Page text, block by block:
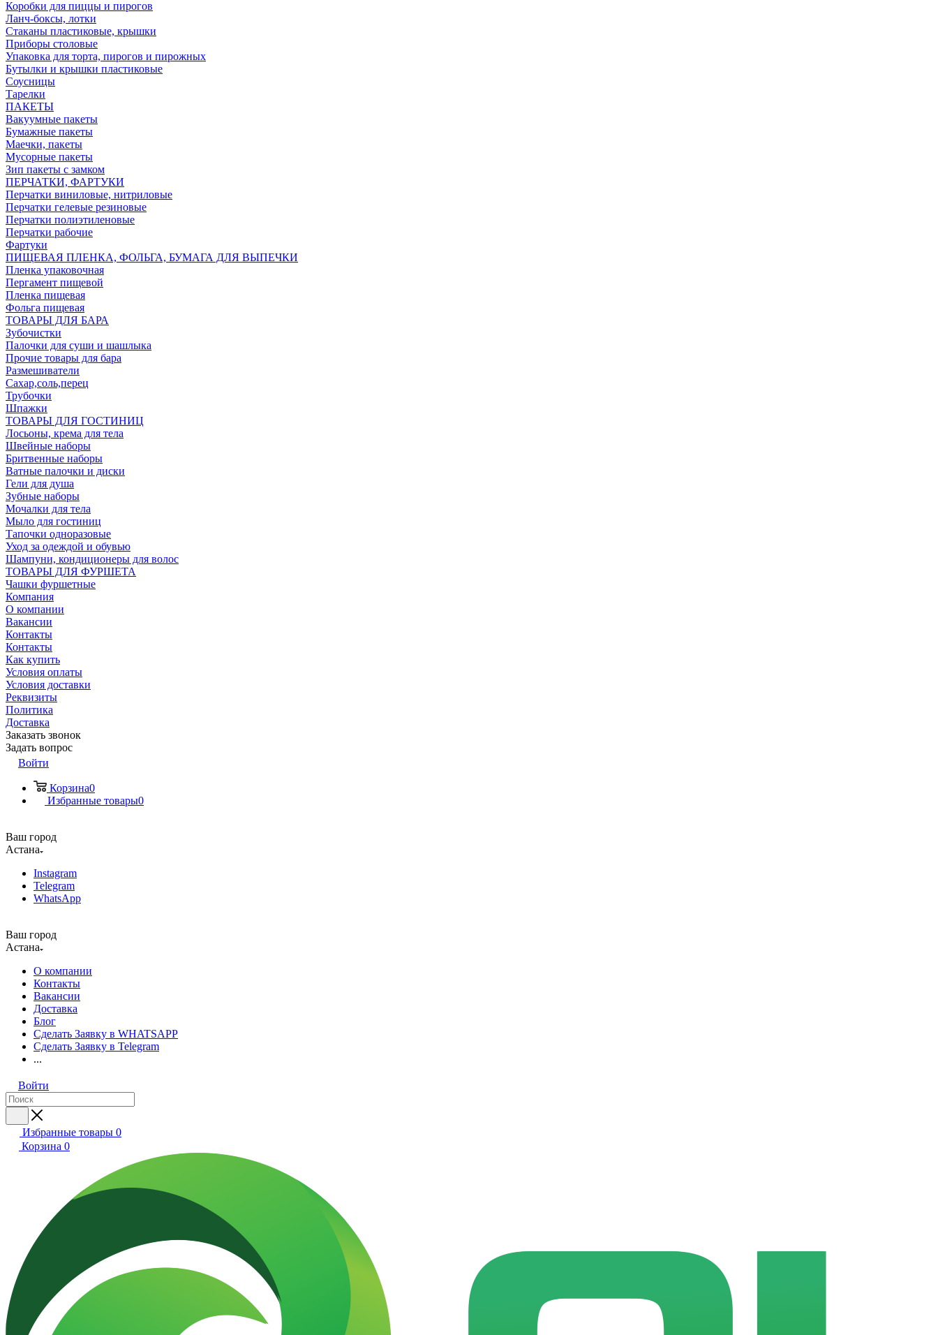
Коробки для пиццы и пирогов
Ланч-боксы, лотки
Стаканы пластиковые, крышки
Приборы столовые
Упаковка для торта, пирогов и пирожных
Бутылки и крышки пластиковые
Соусницы
Тарелки
ПАКЕТЫ
Вакуумные пакеты
Бумажные пакеты
Маечки, пакеты
Мусорные пакеты
Зип пакеты с замком
ПЕРЧАТКИ, ФАРТУКИ
Перчатки виниловые, нитриловые
Перчатки гелевые резиновые
Перчатки полиэтиленовые
Перчатки рабочие
Фартуки
ПИЩЕВАЯ ПЛЕНКА, ФОЛЬГА, БУМАГА ДЛЯ ВЫПЕЧКИ
Пленка упаковочная
Пергамент пищевой
Пленка пищевая
Фольга пищевая
ТОВАРЫ ДЛЯ БАРА
Зубочистки
Палочки для суши и шашлыка
Прочие товары для бара
Размешиватели
Сахар,соль,перец
Трубочки
Шпажки
ТОВАРЫ ДЛЯ ГОСТИНИЦ
Лосьоны, крема для тела
Швейные наборы
Бритвенные наборы
Ватные палочки и диски
Гели для душа
Зубные наборы
Мочалки для тела
Мыло для гостиниц
Тапочки одноразовые
Уход за одеждой и обувью
Шампуни, кондиционеры для волос
ТОВАРЫ ДЛЯ ФУРШЕТА
Чашки фуршетные
Компания
О компании
Вакансии
Контакты
Контакты
Как купить
Условия оплаты
Условия доставки
Реквизиты
Политика
Доставка
Заказать звонок
Задать вопрос
Войти
Корзина0
Избранные товары0
Ваш город
Астана
Instagram
Telegram
WhatsApp
Ваш город
Астана
О компании
Контакты
Вакансии
Доставка
Блог
Сделать Заявку в WHATSAPP
Сделать Заявку в Telegram
...
Войти
Избранные товары 0
Корзина 0